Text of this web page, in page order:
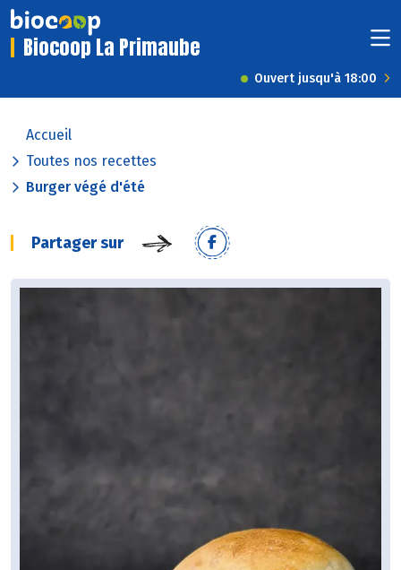
Biocoop La Primaube
Ouvert jusqu'à 18:00
Accueil
Toutes nos recettes
Burger végé d'été
Partager sur